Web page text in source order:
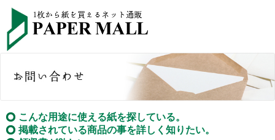
こんな用途に使える紙を探している。
掲載されている商品の事を詳しく知りたい。